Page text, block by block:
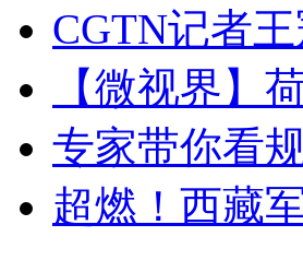
CGTN记者
【微视界】
专家带你看
超燃！西藏